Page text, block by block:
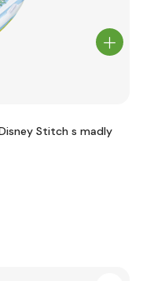
Stitch s madly